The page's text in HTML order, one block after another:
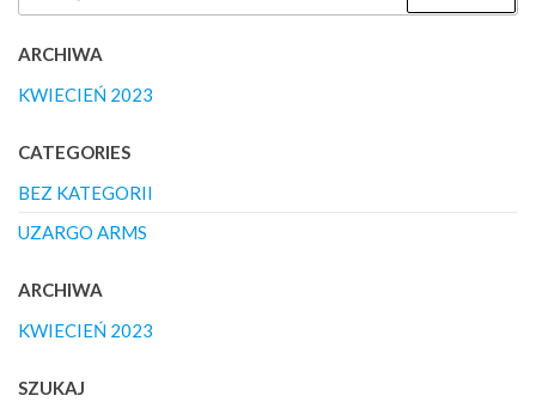
ARCHIWA
KWIECIEŃ 2023
CATEGORIES
BEZ KATEGORII
UZARGO ARMS
ARCHIWA
KWIECIEŃ 2023
SZUKAJ